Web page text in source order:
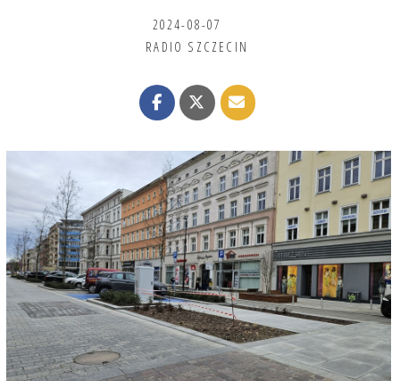
2024-08-07
RADIO SZCZECIN